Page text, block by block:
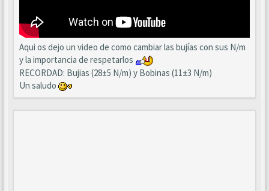
Aqui os dejo un video de como cambiar las bujías con sus N/m
y la importancia de respetarlos
RECORDAD: Bujias (28±5 N/m) y Bobinas (11±3 N/m)
Un saludo